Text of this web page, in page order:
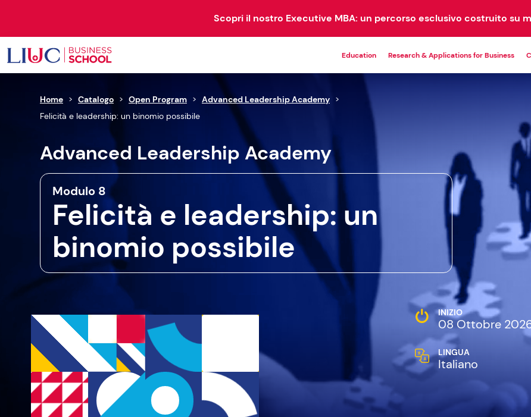
Scopri il nostro Executive MBA: un percorso esclusivo costruito su
Education
OPEN
PROGRAM
72 corsi disponibili
MASTER
PROGRAMS
21 corsi disponibili
DBA 1 corso disponibile 1 corso disponibile
Master Universitari
Corsi di perfezionamento
Master Executive 11 corsi disponibili
OPEN
ACADEMY
2 corsi disponibili
Research & Applications for Business
RESEARCH
& STUDIES
BUSINESS
OBSERVATORIES
Home > Catalogo > Open Program > Advanced Leadership Academy >
Felicità e leadership: un binomio possibile
Advanced Leadership Academy
Modulo 8
Felicità e leadership: un
binomio possibile
INIZIO
08 Ottobre
LINGUA
Italiano